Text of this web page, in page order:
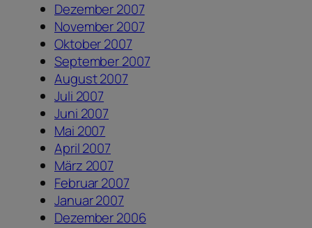
Dezember 2007
November 2007
Oktober 2007
September 2007
August 2007
Juli 2007
Juni 2007
Mai 2007
April 2007
März 2007
Februar 2007
Januar 2007
Dezember 2006